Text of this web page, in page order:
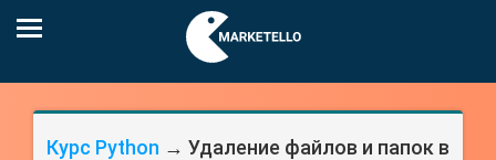
Курс Python → Удаление файлов и папок в